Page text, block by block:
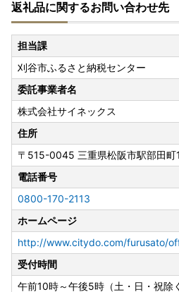
返礼品に関するお問い合わせ先
担当課
刈谷市ふるさと納税センター
委託事業者名
株式会社サイネックス
住所
〒515-0045 三重県松阪市駅部田町
電話番号
0800-170-2113
ホームページ
http://www.citydo.com/furusato/
受付時間
午前10時～午後5時（土・日・祝除